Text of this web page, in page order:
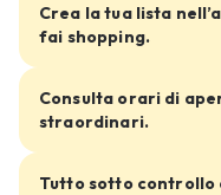
Crea la tua lista
fai shopping.
Consulta orari di
straordinari.
Tutto sotto controllo